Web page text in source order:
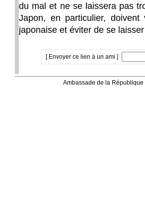
du mal et ne se laissera pas
Japon, en particulier,
japonaise et éviter de se
[ Envoyer ce lien à un ami ]
Ambassade de la